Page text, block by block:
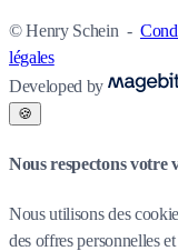
© Henry Schein -
légales
Developed by
🍪
Nous respectons votre
Nous utilisons des
des offres personnelles